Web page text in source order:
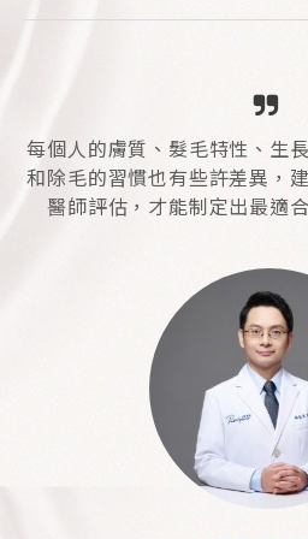
每個人的膚質、髮毛特性、生
和除毛的習慣也有些許差異，
醫師評估，才能制定出最適